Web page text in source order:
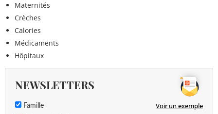
Maternités
Crèches
Calories
Médicaments
Hôpitaux
NEWSLETTERS
Famille Voir un exemple